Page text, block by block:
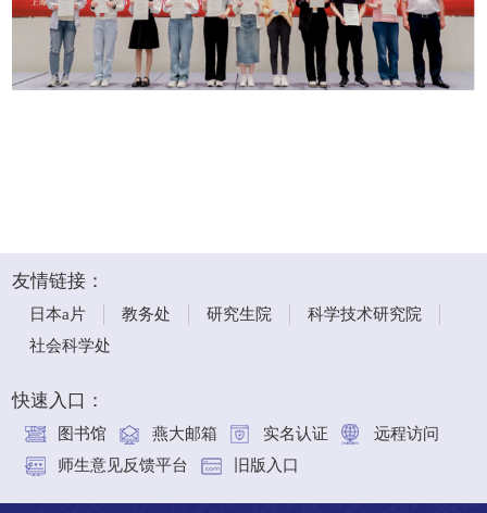
友情链接：
日本a片 教务处 研究生院
科学技术研究院
社会科学处
快速入口：
图书馆 燕大邮箱 实名认证
远程访问
师生意见反馈平台
旧版入口